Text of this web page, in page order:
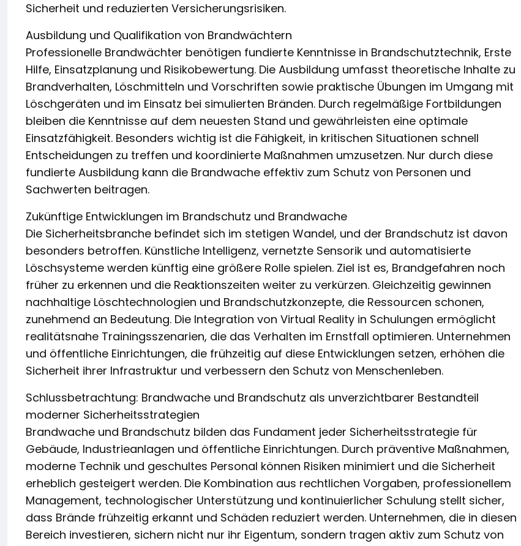
Sicherheit und reduzierten Versicherungsrisiken.
Ausbildung und Qualifikation von Brandwächtern
Professionelle Brandwächter benötigen fundierte Kenntnisse in Brandschutztechnik, Erste
Hilfe, Einsatzplanung und Risikobewertung. Die Ausbildung umfasst theoretische Inhalte zu
Brandverhalten, Löschmitteln und Vorschriften sowie praktische Übungen im Umgang mit
Löschgeräten und im Einsatz bei simulierten Bränden. Durch regelmäßige Fortbildungen
bleiben die Kenntnisse auf dem neuesten Stand und gewährleisten eine optimale
Einsatzfähigkeit. Besonders wichtig ist die Fähigkeit, in kritischen Situationen schnell
Entscheidungen zu treffen und koordinierte Maßnahmen umzusetzen. Nur durch diese
fundierte Ausbildung kann die Brandwache effektiv zum Schutz von Personen und
Sachwerten beitragen.
Zukünftige Entwicklungen im Brandschutz und Brandwache
Die Sicherheitsbranche befindet sich im stetigen Wandel, und der Brandschutz ist davon
besonders betroffen. Künstliche Intelligenz, vernetzte Sensorik und automatisierte
Löschsysteme werden künftig eine größere Rolle spielen. Ziel ist es, Brandgefahren noch
früher zu erkennen und die Reaktionszeiten weiter zu verkürzen. Gleichzeitig gewinnen
nachhaltige Löschtechnologien und Brandschutzkonzepte, die Ressourcen schonen,
zunehmend an Bedeutung. Die Integration von Virtual Reality in Schulungen ermöglicht
realitätsnahe Trainingsszenarien, die das Verhalten im Ernstfall optimieren. Unternehmen
und öffentliche Einrichtungen, die frühzeitig auf diese Entwicklungen setzen, erhöhen die
Sicherheit ihrer Infrastruktur und verbessern den Schutz von Menschenleben.
Schlussbetrachtung: Brandwache und Brandschutz als unverzichtbarer Bestandteil
moderner Sicherheitsstrategien
Brandwache und Brandschutz bilden das Fundament jeder Sicherheitsstrategie für
Gebäude, Industrieanlagen und öffentliche Einrichtungen. Durch präventive Maßnahmen,
moderne Technik und geschultes Personal können Risiken minimiert und die Sicherheit
erheblich gesteigert werden. Die Kombination aus rechtlichen Vorgaben, professionellem
Management, technologischer Unterstützung und kontinuierlicher Schulung stellt sicher,
dass Brände frühzeitig erkannt und Schäden reduziert werden. Unternehmen, die in diesen
Bereich investieren, sichern nicht nur ihr Eigentum, sondern tragen aktiv zum Schutz von